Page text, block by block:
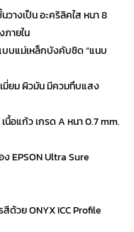
วางเป็น อะคริลิคใส หนา 8
ภายใน
บบแม่เหล็กบังคับชิด “แนบ
มี่ยม ผิวมัน มีควมทึบแสง
นื้อแก้ว เกรด A หนา 0.7 mm.
EPSON Ultra Sure
ด้วย ONYX ICC Profile